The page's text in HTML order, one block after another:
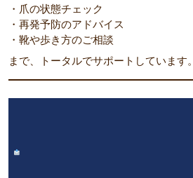
・爪の状態チェック
・再発予防のアドバイス
・靴や歩き方のご相談
まで、トータルでサポートしています。